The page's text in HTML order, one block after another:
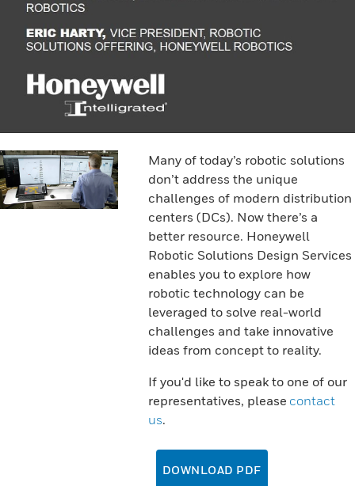
Many of today’s robotic solutions
don’t address the unique
challenges of modern distribution
centers (DCs). Now there’s a
better resource. Honeywell
Robotic Solutions Design Services
enables you to explore how
robotic technology can be
leveraged to solve real-world
challenges and take innovative
ideas from concept to reality.
If you'd like to speak to one of our
representatives, please contact
us.
DOWNLOAD PDF